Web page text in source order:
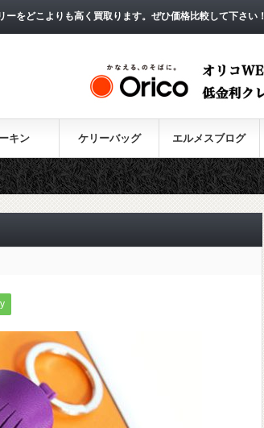
をどこよりも高く買取ります。ぜひ価格比較して下さい！
キン ケリーバッグ エルメスブログ